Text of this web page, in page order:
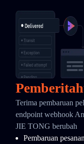
Terima pembaruan
endpoint webhook
JIE TONG berubah
Pembaruan